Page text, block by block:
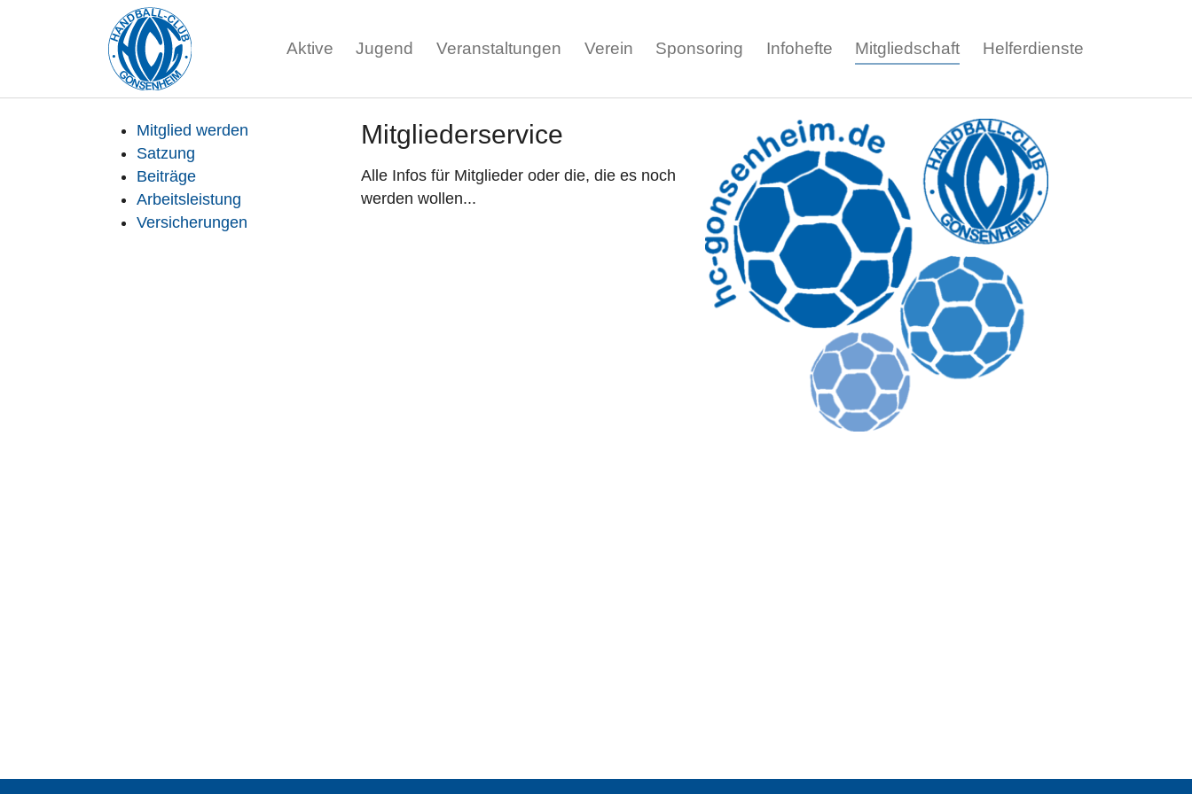
Aktive Jugend Veranstaltungen Verein Sponsoring Infohefte Mitgliedschaft(current)
Helferdienste
Mitgliederservice
Alle Infos für Mitglieder oder die, die es noch
werden wollen...
Mitglied werden
Satzung
Beiträge
Arbeitsleistung
Versicherungen